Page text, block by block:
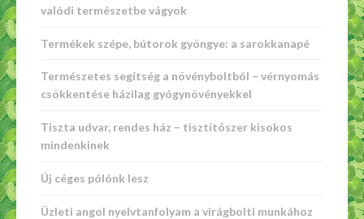
valódi természetbe vágyok
Termékek szépe, bútorok gyöngye: a sarokkanapé
Természetes segítség a növényboltból – vérnyomás
csökkentése házilag gyógynövényekkel
Tiszta udvar, rendes ház – tisztítószer kisokos
mindenkinek
Új céges pólónk lesz
Üzleti angol nyelvtanfolyam a virágbolti munkához